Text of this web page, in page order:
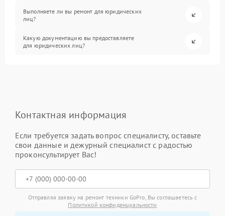
Выполняете ли вы ремонт для юридических
лиц?
Какую документацию вы предоставляете
для юридических лиц?
Контактная информация
Если требуется задать вопрос специалисту, оставьте
свои данные и дежурный специалист с радостью
проконсультирует Вас!
Отправляя заявку на ремонт техники GoPro, Вы соглашаетесь с
Политикой конфиденциальности